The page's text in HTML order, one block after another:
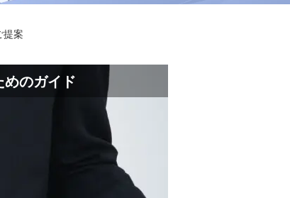
提案
のガイド